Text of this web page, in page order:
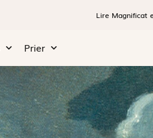
Lire Magnificat
Prier